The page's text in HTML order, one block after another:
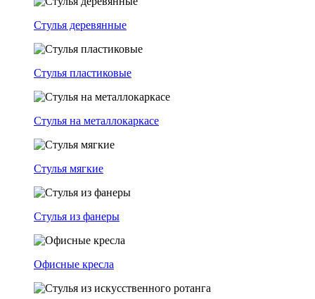
Стулья деревянные
Стулья пластиковые
Стулья на металлокаркасе
Стулья мягкие
Стулья из фанеры
Офисные кресла